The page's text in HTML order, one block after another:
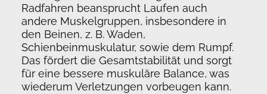
Radfahren beansprucht Laufen auch
andere Muskelgruppen, insbesondere in
den Beinen, z. B. Waden,
Schienbeinmuskulatur, sowie dem Rumpf.
Das fördert die Gesamtstabilität und sorgt
für eine bessere muskuläre Balance, was
wiederum Verletzungen vorbeugen kann.